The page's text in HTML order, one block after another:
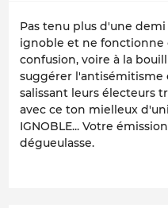
Pas tenu plus d'une
ignoble et ne fonctionne
confusion, voire à la
suggérer l'antisémitisme
salissant leurs électeurs
avec ce ton mielleux
IGNOBLE... Votre
dégueulasse.